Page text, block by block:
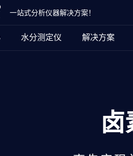
一站式分析仪器解决方案！
水分测定仪 解决方案